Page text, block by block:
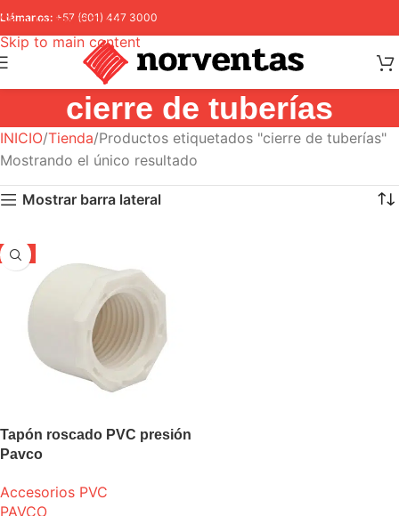
Skip to navigation
Skip to main content
Llámanos: +57 (601) 447 3000
cierre de tuberías
INICIO Tienda Productos etiquetados "cierre de tuberías"
Mostrando el único resultado
Mostrar barra lateral
-5%
Tapón roscado PVC presión
Pavco
Accesorios PVC
PAVCO